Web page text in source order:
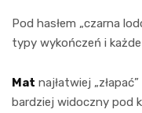
Pod hasłem „czarna
typy wykończeń i
Mat najłatwiej
bardziej widoczny pod